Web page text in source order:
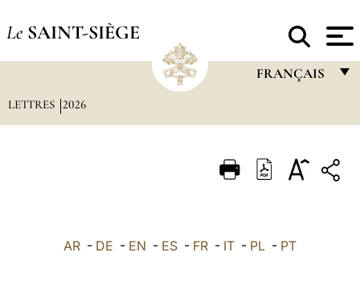
Le SAINT-SIÈGE
FRANÇAIS
ITALIANO
LETTRES 2026
AR - DE - EN - ES - FR - IT - PL - PT